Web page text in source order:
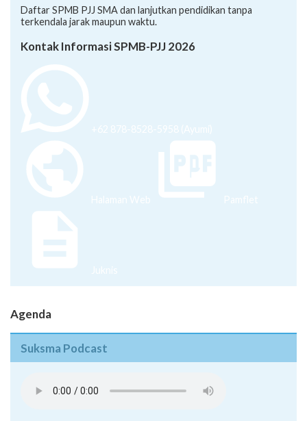
Daftar SPMB PJJ SMA dan lanjutkan pendidikan tanpa
terkendala jarak maupun waktu.
Kontak Informasi SPMB-PJJ 2026
+62 878-8528-5958 (Ayumi)
Halaman Web Pamflet
Juknis
Agenda
Suksma Podcast